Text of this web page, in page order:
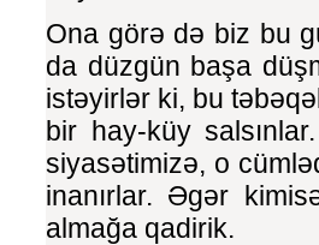
Ona görə də biz bu
da düzgün başa
istəyirlər ki, bu
bir hay-küy
siyasətimizə, o
inanırlar. Əgər
almağa qadirik.